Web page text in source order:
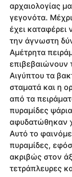
αρχαιολογίας
γεγονότα.
έχει καταφέρει
την άγνωστη
Αμέτρητα
επιβεβαιώνουν
Αιγύπτου τα
σταματά και η
από τα
πυραμίδες
αφυδατώθηκαν
Αυτό το
πυραμίδες,
ακριβώς στον
τετράπλευρες